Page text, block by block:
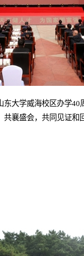
东大学威海校区办学
襄盛会，共同见证